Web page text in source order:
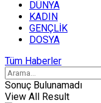
DÜNYA
KADIN
GENÇLİK
DOSYA
Tüm Haberler
Sonuç Bulunamadı
View All Result